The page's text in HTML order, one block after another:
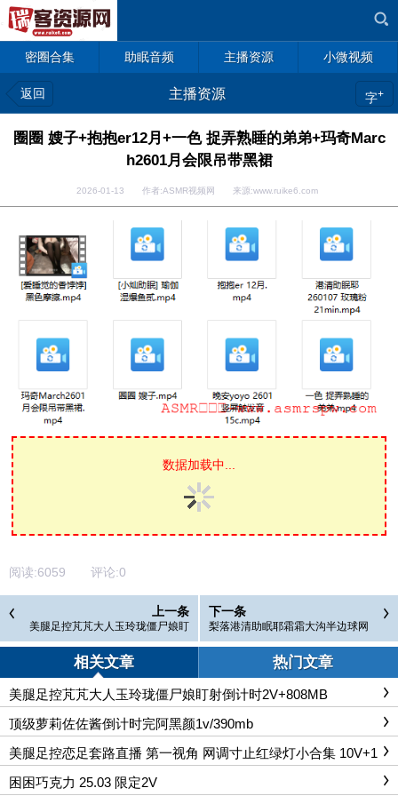
密圈合集 助眠音频 主播资源 小微视频
返回 主播资源 字+
圈圈 嫂子+抱抱er12月+一色 捉弄熟睡的弟弟+玛奇Marc
h2601月会限吊带黑裙
2026-01-13 作者:ASMR视频网 来源:www.ruike6.com
数据加载中...
阅读:6059 评论:0
上一条
美腿足控芃芃大人玉玲珑僵尸娘盯
射倒计时2V+808MB
下一条
梨落港清助眠耶霜霜大沟半边球网
红系列真孔小葡萄酥柚粥粥
相关文章 热门文章
美腿足控芃芃大人玉玲珑僵尸娘盯射倒计时2V+808MB
顶级萝莉佐佐酱倒计时完阿黑颜1v/390mb
美腿足控恋足套路直播 第一视角 网调寸止红绿灯小合集 10V+1
0G
困困巧克力 25.03 限定2V